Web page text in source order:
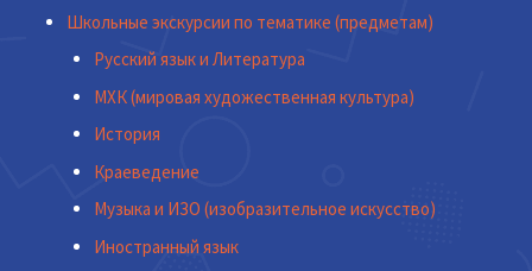
Школьные экскурсии по тематике (предметам)
Русский язык и Литература
МХК (мировая художественная культура)
История
Краеведение
Музыка и ИЗО (изобразительное искусство)
Иностранный язык